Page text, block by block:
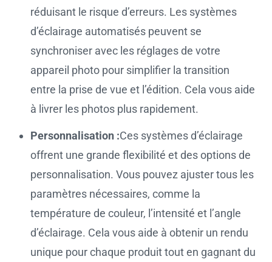
réduisant le risque d’erreurs. Les systèmes
d’éclairage automatisés peuvent se
synchroniser avec les réglages de votre
appareil photo pour simplifier la transition
entre la prise de vue et l’édition. Cela vous aide
à livrer les photos plus rapidement.
Personnalisation :Ces systèmes d’éclairage
offrent une grande flexibilité et des options de
personnalisation. Vous pouvez ajuster tous les
paramètres nécessaires, comme la
température de couleur, l’intensité et l’angle
d’éclairage. Cela vous aide à obtenir un rendu
unique pour chaque produit tout en gagnant du